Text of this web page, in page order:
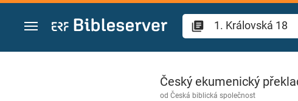
Přejít na obsah
1. Královská 18
Český ekumenický
od Česká biblická společnost